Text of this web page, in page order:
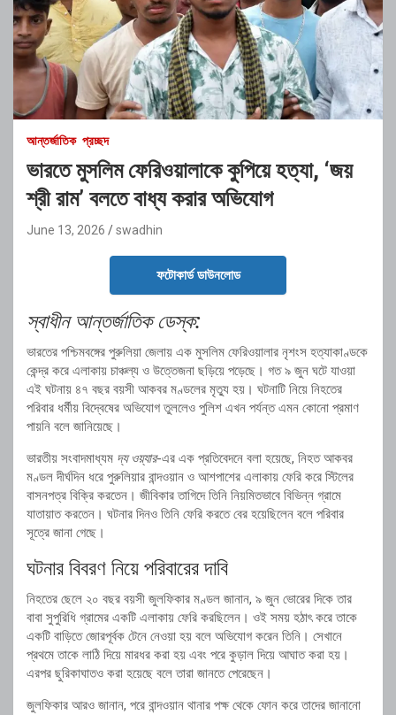
আন্তর্জাতিক প্রচ্ছদ
ভারতে মুসলিম ফেরিওয়ালাকে কুপিয়ে হত্যা, ‘জয়
শ্রী রাম’ বলতে বাধ্য করার অভিযোগ
June 13, 2026 swadhin
ফটোকার্ড ডাউনলোড
স্বাধীন আন্তর্জাতিক ডেস্ক:
ভারতের পশ্চিমবঙ্গের পুরুলিয়া জেলায় এক মুসলিম ফেরিওয়ালার নৃশংস হত্যাকাণ্ডকে
কেন্দ্র করে এলাকায় চাঞ্চল্য ও উত্তেজনা ছড়িয়ে পড়েছে। গত ৯ জুন ঘটে যাওয়া
এই ঘটনায় ৪৭ বছর বয়সী আকবর মণ্ডলের মৃত্যু হয়। ঘটনাটি নিয়ে নিহতের
পরিবার ধর্মীয় বিদ্বেষের অভিযোগ তুললেও পুলিশ এখন পর্যন্ত এমন কোনো প্রমাণ
পায়নি বলে জানিয়েছে।
ভারতীয় সংবাদমাধ্যম দ্য ওয়্যার-এর এক প্রতিবেদনে বলা হয়েছে, নিহত আকবর
মণ্ডল দীর্ঘদিন ধরে পুরুলিয়ার বান্দওয়ান ও আশপাশের এলাকায় ফেরি করে স্টিলের
বাসনপত্র বিক্রি করতেন। জীবিকার তাগিদে তিনি নিয়মিতভাবে বিভিন্ন গ্রামে
যাতায়াত করতেন। ঘটনার দিনও তিনি ফেরি করতে বের হয়েছিলেন বলে পরিবার
সূত্রে জানা গেছে।
ঘটনার বিবরণ নিয়ে পরিবারের দাবি
নিহতের ছেলে ২০ বছর বয়সী জুলফিকার মণ্ডল জানান, ৯ জুন ভোরের দিকে তার
বাবা সুপুরিধি গ্রামের একটি এলাকায় ফেরি করছিলেন। ওই সময় হঠাৎ করে তাকে
একটি বাড়িতে জোরপূর্বক টেনে নেওয়া হয় বলে অভিযোগ করেন তিনি। সেখানে
প্রথমে তাকে লাঠি দিয়ে মারধর করা হয় এবং পরে কুড়াল দিয়ে আঘাত করা হয়।
এরপর ছুরিকাঘাতও করা হয়েছে বলে তারা জানতে পেরেছেন।
জুলফিকার আরও জানান, পরে বান্দওয়ান থানার পক্ষ থেকে ফোন করে তাদের জানানো